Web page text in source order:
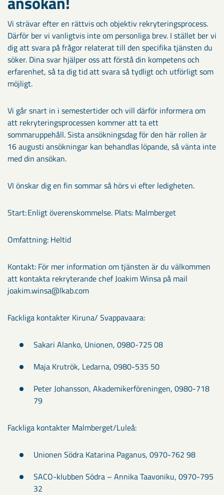
Vi strävar efter en rättvis och objektiv rekryteringsprocess.
Därför ber vi vanligtvis inte om personliga brev. I stället ber vi
dig att svara på frågor relaterat till den specifika tjänsten du
söker. Dina svar hjälper oss att förstå din kompetens och
erfarenhet, så ta dig tid att svara så tydligt och utförligt som
möjligt.
Vi går snart in i semestertider och vill därför informera om
att rekryteringsprocessen kommer att ta ett
sommaruppehåll. Sista ansökningsdag för den här rollen är
16 augusti ansökningar kan behandlas löpande, så vänta inte
med din ansökan.
VI önskar dig en fin sommar så hörs vi efter ledigheten.
Start: Enligt överenskommelse. Plats: Malmberget
Omfattning: Heltid
Kontakt: För mer information om tjänsten är du välkommen
att kontakta rekryterande chef Joakim Winsa på mail
joakim.winsa@lkab.com
Fackliga kontakter Kiruna/ Svappavaara:
Sakari Alanko, Unionen, 0980-725 08
Maja Krutrök, Ledarna, 0980-535 50
Peter Johansson, Akademikerföreningen, 0980-718
79
Fackliga kontakter Malmberget/Luleå:
Unionen Södra Katarina Paganus, 0970-762 98
SACO-klubben Södra – Annika Taavoniku, 0970-795
32